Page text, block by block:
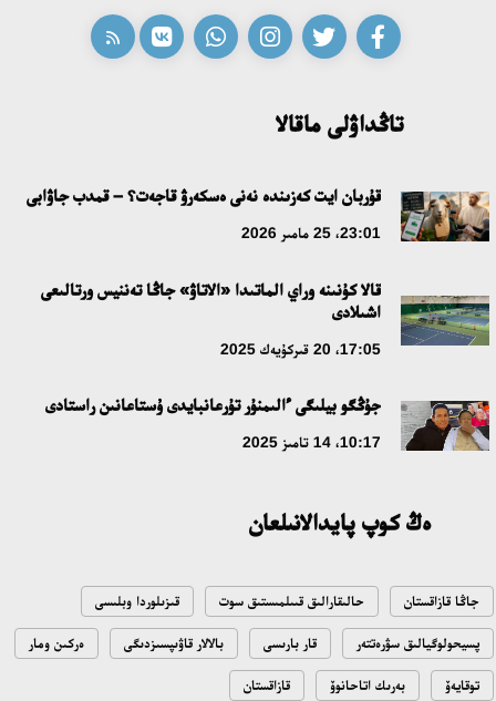
تاڭداۋلى ماقالا
قۇربان ايت كەزىندە نەنى ەسكەرۋ قاجەت؟ – قمدب جاۋابى
23:01، 25 مامىر 2026
قالا كۇنىنە وراي الماتىدا «الاتاۋ» جاڭا تەننيس ورتالىعى
اشىلادى
17:05، 20 قىركۇيەك 2025
جۇڭگو بيلىگى ءالىمنۇر تۇرعانبايدى ۇستاعانىن راستادى
10:17، 14 تامىز 2025
ەڭ كوپ پايدالانىلعان
جاڭا قازاقستان حالىقارالىق قىىلمىستىق سوت قىزىلوردا وبلىسى
پسيحولوگيالىق سۋرەتتەر قار بارىسى بالالار قاۋىپسىزدىگى ەركىن ومار
توقايەۆ بەرىك اتاحانوۆ قازاقستان